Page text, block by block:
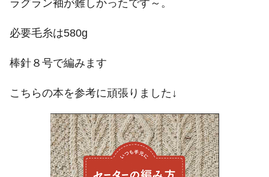
ラグラン袖が難しかったです～。
必要毛糸は580g
棒針８号で編みます
こちらの本を参考に頑張りました↓